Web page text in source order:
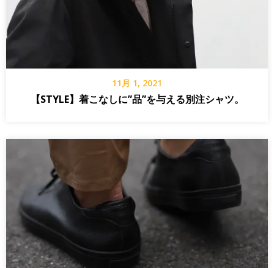
11月 1, 2021
【STYLE】着こなしに”品”を与える別注シャツ。